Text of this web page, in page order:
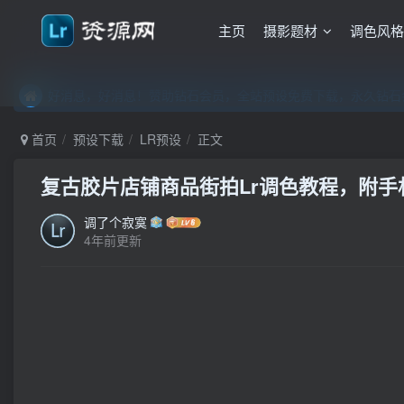
主页 摄影题材 调色风格
好消息，好消息！赞助钻石会员，全站预设免费下载，永久
首页 预设下载 LR预设 正文
复古胶片店铺商品街拍Lr调色教程，附
调了个寂寞
4年前更新